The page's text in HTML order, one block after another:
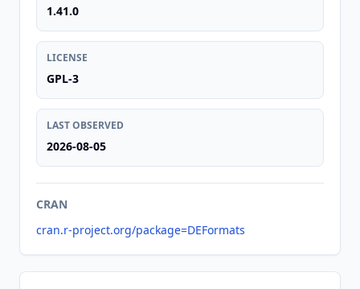
1.41.0
LICENSE
GPL-3
LAST OBSERVED
2026-08-05
CRAN
cran.r-project.org/package=DEFormats